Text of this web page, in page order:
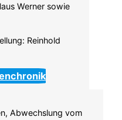
Werner sowie
Reinhold
Abwechslung vom